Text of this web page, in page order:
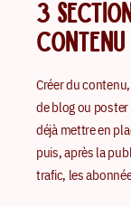
3
CONTENU
Créer du
de blog ou
déjà mettre en
puis, après la
trafic, les